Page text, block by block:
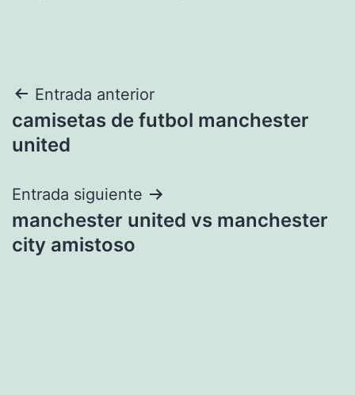
Navegación
de
Entrada anterior
camisetas de futbol manchester
united
Entrada siguiente
manchester united vs manchester
city amistoso